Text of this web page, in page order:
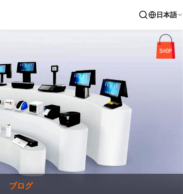
日本語
ブログ